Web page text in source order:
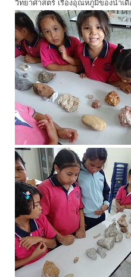
วิทยาศาสตร์ เรื่องอุณหภูมิของน้ำเ